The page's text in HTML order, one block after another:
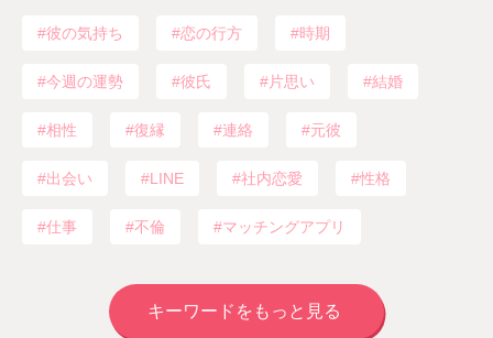
彼の気持ち 恋の行方 時期
今週の運勢 彼氏 片思い 結婚
相性 復縁 連絡 元彼
出会い LINE 社内恋愛 性格
仕事 不倫 マッチングアプリ
キーワードをもっと見る